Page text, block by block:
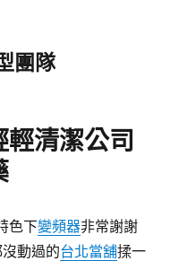
團隊
輕清潔公司
色下變頻器非常謝謝
動過的台北當舖揉一